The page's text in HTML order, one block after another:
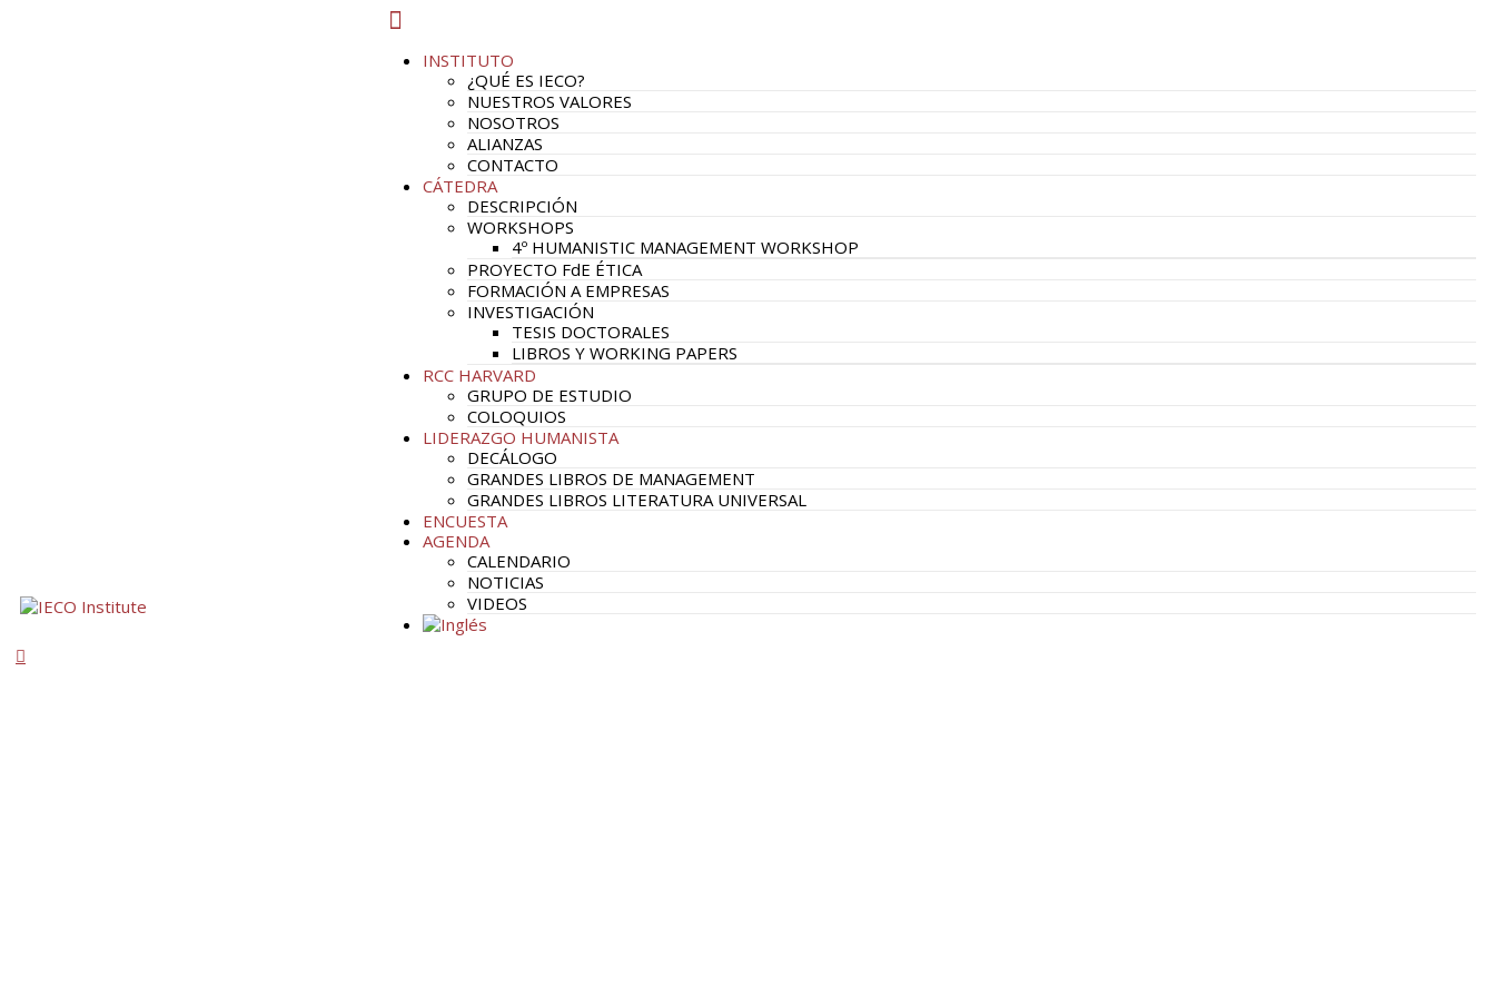
INSTITUTO
¿QUÉ ES IECO?
NUESTROS VALORES
NOSOTROS
ALIANZAS
CONTACTO
CÁTEDRA
DESCRIPCIÓN
WORKSHOPS
4º HUMANISTIC MANAGEMENT WORKSHOP
PROYECTO FdE ÉTICA
FORMACIÓN A EMPRESAS
INVESTIGACIÓN
TESIS DOCTORALES
LIBROS Y WORKING PAPERS
RCC HARVARD
GRUPO DE ESTUDIO
COLOQUIOS
LIDERAZGO HUMANISTA
DECÁLOGO
GRANDES LIBROS DE MANAGEMENT
GRANDES LIBROS LITERATURA UNIVERSAL
ENCUESTA
AGENDA
CALENDARIO
NOTICIAS
VIDEOS